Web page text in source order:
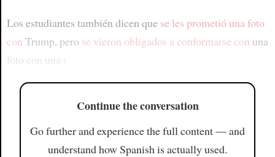
Los estudiantes también dicen que se les prometió una foto
con Trump, pero se vieron obligados a conformarse con una
foto con una
Continue the conversation
Go further and experience the full content — and
understand how Spanish is actually used.